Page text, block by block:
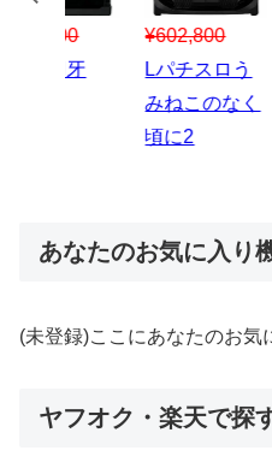
¥547,800
スマスロハナ
スマ
伝
あなたのお気に入り
(未登録)ここにあなたのお気
ヤフオク・楽天で探